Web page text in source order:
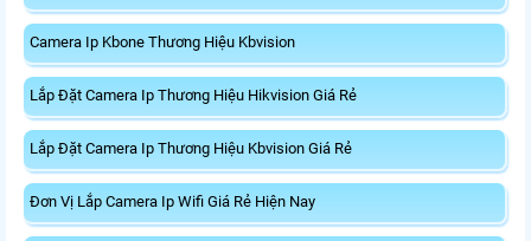
Camera Ip Kbone Thương Hiệu Kbvision
Lắp Đặt Camera Ip Thương Hiệu Hikvision Giá Rẻ
Lắp Đặt Camera Ip Thương Hiệu Kbvision Giá Rẻ
Đơn Vị Lắp Camera Ip Wifi Giá Rẻ Hiện Nay